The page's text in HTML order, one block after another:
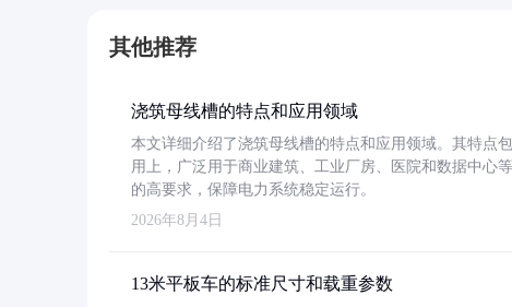
其他推荐
浇筑母线槽的特点和应用领域
本文详细介绍了浇筑母线槽的特点和应用领域。其特点
用上，广泛用于商业建筑、工业厂房、医院和数据中心
的高要求，保障电力系统稳定运行。
2026年8月4日
13米平板车的标准尺寸和载重参数